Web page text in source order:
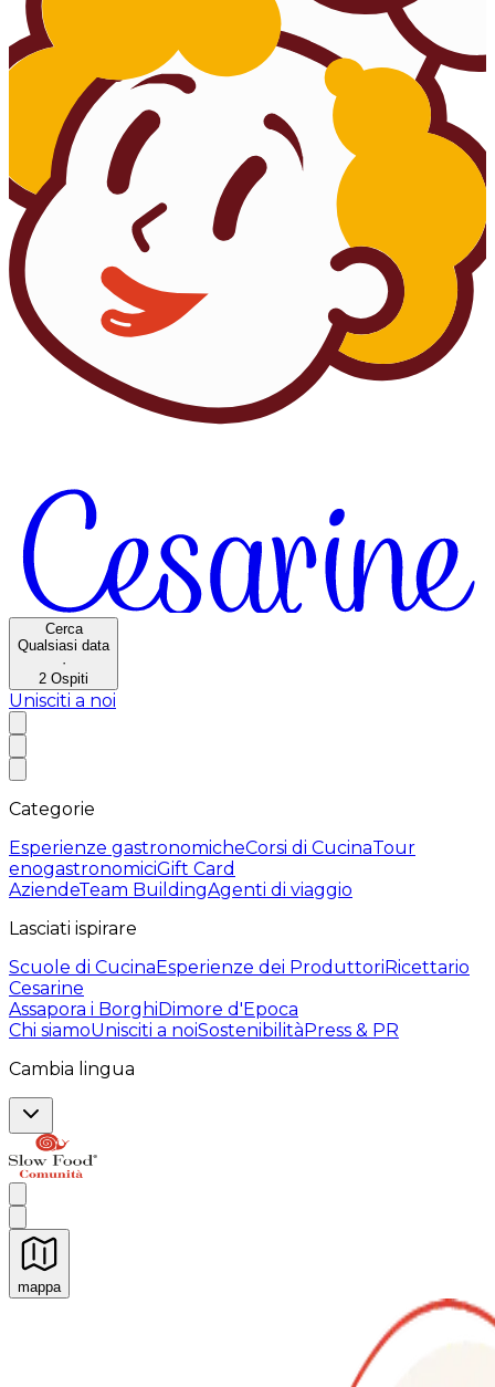
Cerca
Qualsiasi data
·
2 Ospiti
Unisciti a noi
Categorie
Esperienze gastronomicheCorsi di CucinaTour
enogastronomiciGift Card
AziendeTeam BuildingAgenti di viaggio
Lasciati ispirare
Scuole di CucinaEsperienze dei ProduttoriRicettario
Cesarine
Assapora i BorghiDimore d'Epoca
Chi siamoUnisciti a noiSostenibilitàPress & PR
Cambia lingua
mappa
Esperienze culinarie indimenticabili: Esperienze